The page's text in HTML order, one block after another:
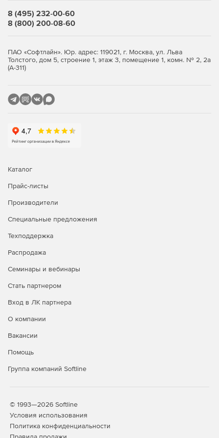
Вывод в таблицы и на схемы параметров расчетной
модели и результатов расчета.
Разбитие графического изображения схемы сети на
множество визуально независимых участков –
принтер формата от А4 до А0, а также передача этой
схемы в AutoCAD или другую графическую систему.
Вывод выходных таблиц на системный принтер или
другие программы как данные модели, так и
из других программ, поддерживающих стандартные
Поддержка формата ЦДУ, специального формата XML,
текстового формата CSV.
8 (495) 232-00-60
8 (800) 200-08-60
ПАО «Софтлайн». Юр. адрес: 119021, г. Москва, ул. Льва
Толстого, дом 5, строение 1, этаж 3, помещение 1, комн. № 2, 2а
(А-311)
Каталог
Прайс-листы
Производители
Специальные предложения
Техподдержка
Распродажа
Семинары и вебинары
Стать партнером
Вход в ЛК партнера
О компании
Вакансии
Помощь
Группа компаний Softline
© 1993—2026 Softline
Условия использования
Политика конфиденциальности